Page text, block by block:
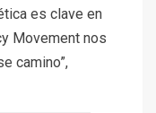
es clave en
Movement nos
camino”,